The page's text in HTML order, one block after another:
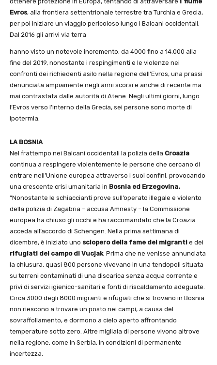
Evros, alla frontiera settentrionale terrestre tra Turchia e Grecia,
per poi iniziare un viaggio pericoloso lungo i Balcani occidentali.
Dal 2016 gli arrivi via terra
hanno visto un notevole incremento, da 4000 fino a 14.000 alla
fine del 2019, nonostante i respingimenti e le violenze nei
confronti dei richiedenti asilo nella regione dell’Evros, una prassi
denunciata ampiamente negli anni scorsi e anche di recente ma
mai contrastata dalle autorità di Atene. Negli ultimi giorni, lungo
l’Evros verso l’interno della Grecia, sei persone sono morte di
ipotermia.
LA BOSNIA
Nel frattempo nei Balcani occidentali la polizia della Croazia
continua a respingere violentemente le persone che cercano di
entrare nell’Unione europea attraverso i suoi confini, provocando
una crescente crisi umanitaria in Bosnia ed Erzegovina.
”Nonostante le schiaccianti prove sull’operato illegale e violento
della polizia di Zagabria – accusa Amnesty – la Commissione
europea ha chiuso gli occhi e ha raccomandato che la Croazia
acceda all’accordo di Schengen. Nella prima settimana di
dicembre, è iniziato uno sciopero della fame dei migranti e dei
rifugiati del campo di Vucjak. Prima che ne venisse annunciata
la chiusura, quasi 800 persone vivevano in una tendopoli situata
su terreni contaminati di una discarica senza acqua corrente e
privi di servizi igienico-sanitari e fonti di riscaldamento adeguate.
Circa 3000 degli 8000 migranti e rifugiati che si trovano in Bosnia
non riescono a trovare un posto nei campi, a causa del
sovraffollamento, e dormono a cielo aperto affrontando
temperature sotto zero. Altre migliaia di persone vivono altrove
nella regione, come in Serbia, in condizioni di permanente
incertezza.